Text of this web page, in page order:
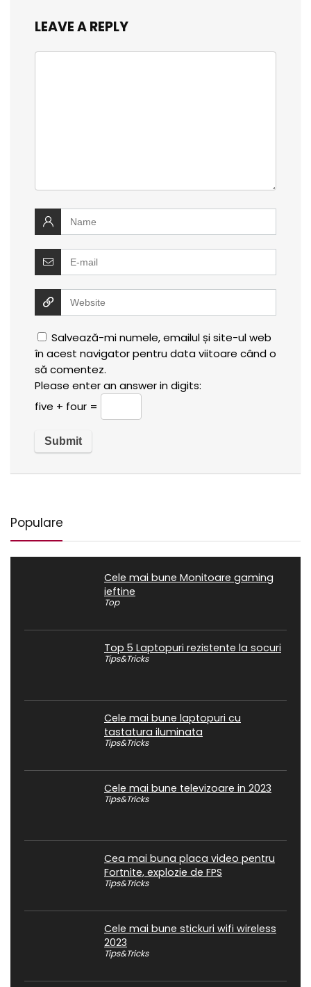
LEAVE A REPLY
Salvează-mi numele, emailul și site-ul web
în acest navigator pentru data viitoare când o
să comentez.
Please enter an answer in digits:
five + four =
Populare
Cele mai bune Monitoare gaming
ieftine
Top
Top 5 Laptopuri rezistente la socuri
Tips&Tricks
Cele mai bune laptopuri cu
tastatura iluminata
Tips&Tricks
Cele mai bune televizoare in 2023
Tips&Tricks
Cea mai buna placa video pentru
Fortnite, explozie de FPS
Tips&Tricks
Cele mai bune stickuri wifi wireless
2023
Tips&Tricks